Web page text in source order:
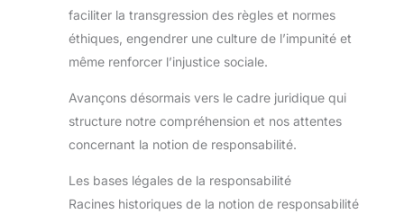
faciliter la transgression des règles et normes
éthiques, engendrer une culture de l’impunité et
même renforcer l’injustice sociale.
Avançons désormais vers le cadre juridique qui
structure notre compréhension et nos attentes
concernant la notion de responsabilité.
Les bases légales de la responsabilité
Racines historiques de la notion de responsabilité